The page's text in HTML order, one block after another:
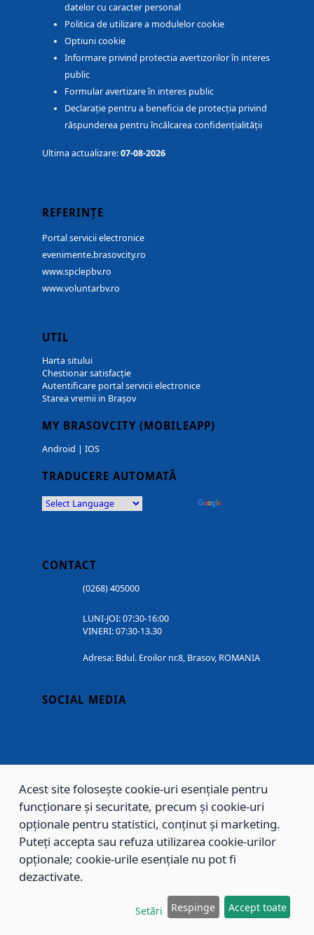
datelor cu caracter personal
Politica de utilizare a modulelor cookie
Optiuni cookie
Informare privind protectia avertizorilor în interes
public
Formular avertizare în interes public
Declarație pentru a beneficia de protecția privind
răspunderea pentru încălcarea confidențialității
Ultima actualizare:07-08-2026
REFERINȚE
Portal servicii electronice
evenimente.brasovcity.ro
www.spclepbv.ro
www.voluntarbv.ro
UTIL
Harta sitului
Chestionar satisfacție
Autentificare portal servicii electronice
Starea vremii in Brașov
MY BRASOVCITY (MOBILEAPP)
Android | IOS
TRADUCERE AUTOMATĂ
CONTACT
(0268) 405000
LUNI-JOI: 07:30-16:00
VINERI: 07:30-13.30
Adresa: Bdul. Eroilor nr.8, Brasov, ROMANIA
SOCIAL MEDIA
Copyright © 2002 - 2026 - PRIMĂRIA MUNICIPIULUI BRAȘOV, toate drepturile
rezervate.
Acest site folosește cookie-uri esențiale pentru
funcționare și securitate, precum și cookie-uri
opționale pentru statistici, conținut și marketing.
Puteți accepta sau refuza utilizarea cookie-urilor
opționale; cookie-urile esențiale nu pot fi
dezactivate.
Setări Respinge Accept toate